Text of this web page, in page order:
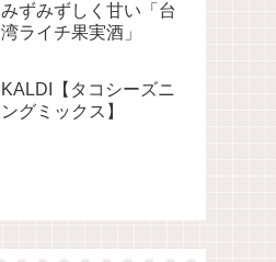
みずみずしく甘い「台
湾ライチ果実酒」
KALDI【タコシーズニ
ングミックス】